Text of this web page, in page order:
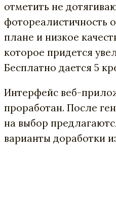
отметить не
фотореалистичность
плане и низкое
которое придется
Бесплатно дается 5
Интерфейс веб-
проработан. После
на выбор
варианты доработки